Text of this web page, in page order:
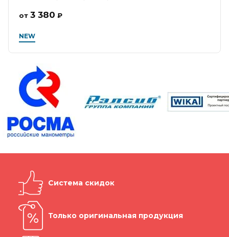
NEW
от 3 380 ₽
Система скидок
Только оригинальная продукция